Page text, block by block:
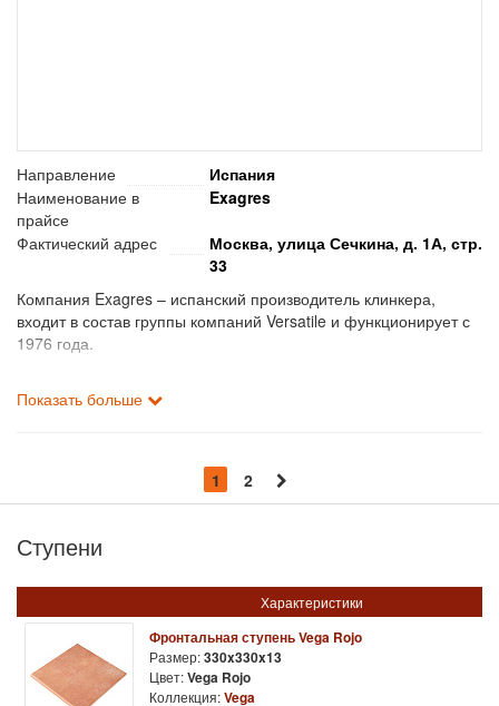
Направление
Испания
Наименование в
прайсе
Exagres
Фактический адрес
Москва, улица Сечкина, д. 1А, стр.
33
Компания Exagres – испанский производитель клинкера,
входит в состав группы компаний Versatile и функционирует с
1976 года.
площадями в 80 тысяч квадратных метров. Все производство
экструзионный клинкер, причем завод выпускает широкий
спектр такого вида продукции. А именно: ступени входные и
подступенки, бордюры и многое другое.
Отличительная особенность ступеней от бренда Exagres –
повышенная морозостойкость. Если говорить конкретнее, то
изделия фабрики выдерживают до ста циклов замерзания и
оттаивания.
Такие характеристики позволяют ступеням Exagres
Показать больше
1 2
Ступени
Характеристики
Фронтальная ступень Vega Rojo
Размер:330x330x13
Цвет:Vega Rojo
Коллекция:Vega